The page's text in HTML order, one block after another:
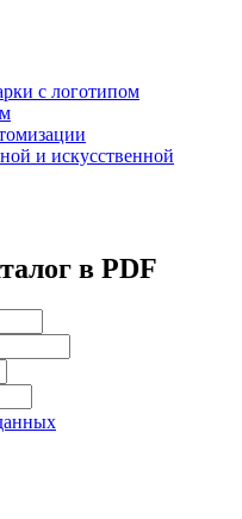
с логотипом
и искусственной
в PDF